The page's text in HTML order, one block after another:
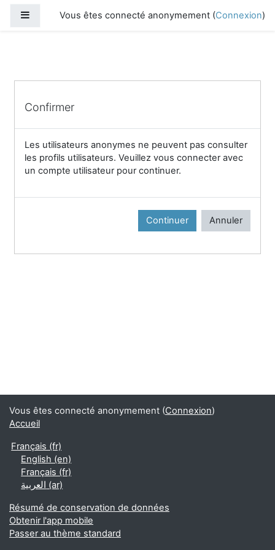
Panneau latéral
Vous êtes connecté anonymement (Connexion)
Confirmer
Les utilisateurs anonymes ne peuvent pas consulter
les profils utilisateurs. Veuillez vous connecter avec
un compte utilisateur pour continuer.
Continuer Annuler
Vous êtes connecté anonymement (Connexion)
Accueil
Français ‎(fr)‎
English ‎(en)‎
Français ‎(fr)‎
العربية ‎(ar)‎
Résumé de conservation de données
Obtenir l'app mobile
Passer au thème standard